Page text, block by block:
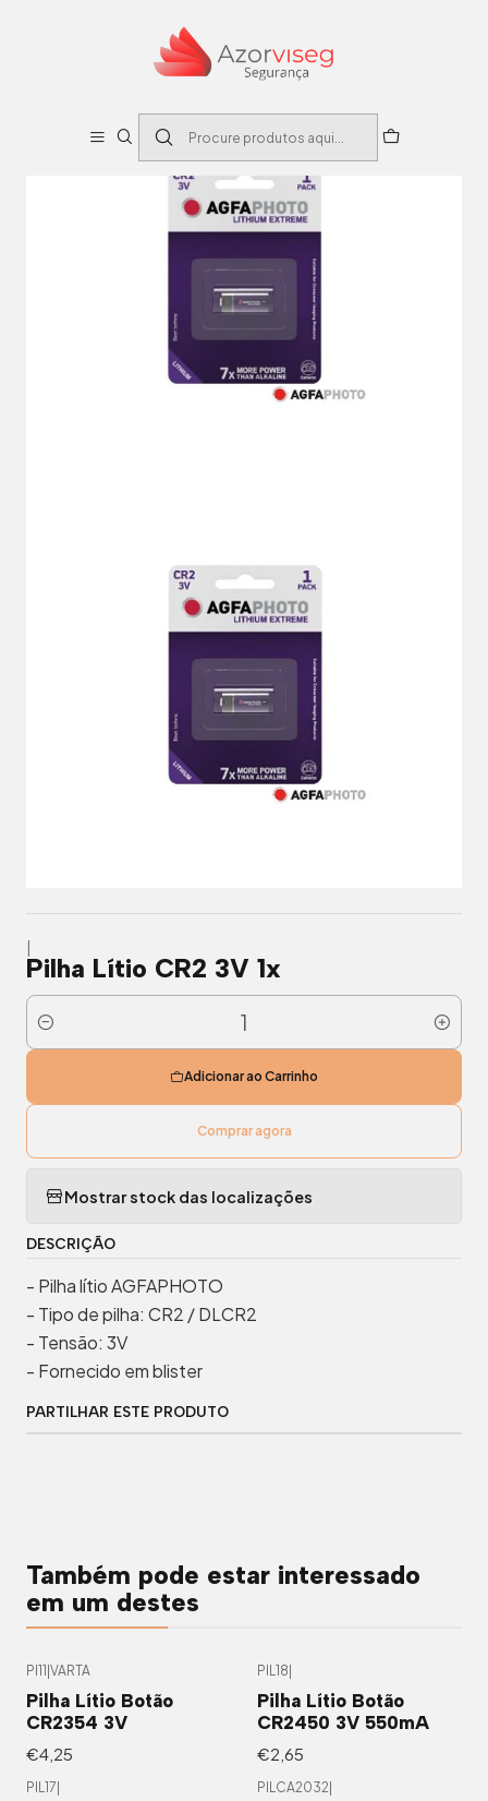
Eletrônica
Pilha Lítio CR2 3V 1x
Quantidade
Adicionar ao Carrinho
Comprar agora
Mostrar stock das localizações
DESCRIÇÃO
- Pilha lítio AGFAPHOTO
- Tipo de pilha: CR2 / DLCR2
- Tensão: 3V
- Fornecido em blister
PARTILHAR ESTE PRODUTO
Também pode estar interessado
em um destes
PI11 VARTA
Pilha Lítio Botão
CR2354 3V
€4,25
PIL18
Pilha Lítio Botão
CR2450 3V 550mA
€2,65
PIL17 PILCA2032